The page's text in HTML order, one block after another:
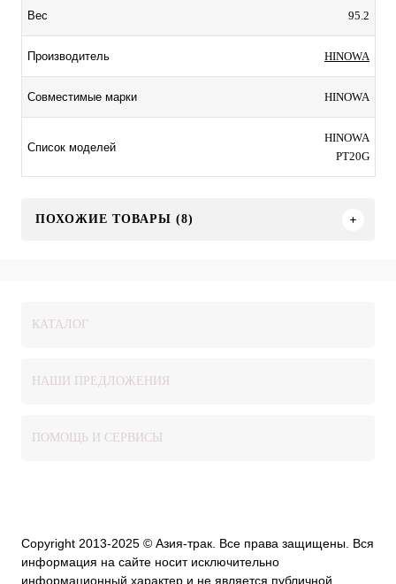
Вес 95.2
Производитель HINOWA
Совместимые марки HINOWA
Список моделей
HINOWA
PT20G
ПОХОЖИЕ ТОВАРЫ (8)
КАТАЛОГ
НАШИ ПРЕДЛОЖЕНИЯ
ПОМОЩЬ И СЕРВИСЫ
Copyright 2013-2025 © Азия-трак. Все права защищены. Вся
информация на сайте носит исключительно
информационный характер и не является публичной